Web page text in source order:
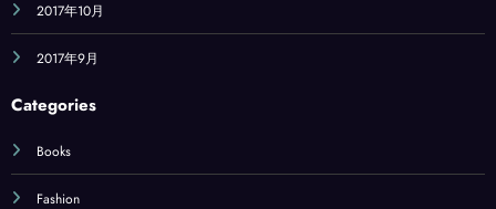
2017年10月
2017年9月
Categories
Books
Fashion